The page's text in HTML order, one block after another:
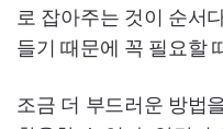
로 잡아주는 것이 순서
들기 때문에 꼭 필요할
조금 더 부드러운 방법